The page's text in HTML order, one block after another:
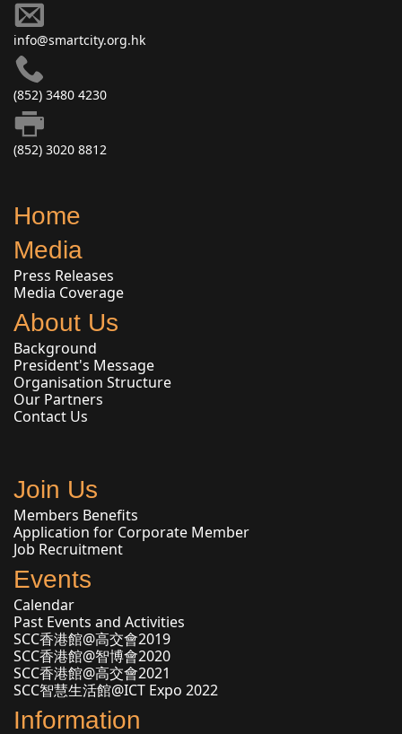
info@smartcity.org.hk
(852) 3480 4230
(852) 3020 8812
Home
Media
Press Releases
Media Coverage
About Us
Background
President's Message
Organisation Structure
Our Partners
Contact Us
Join Us
Members Benefits
Application for Corporate Member
Job Recruitment
Events
Calendar
Past Events and Activities
SCC香港館@高交會2019
SCC香港館@智博會2020
SCC香港館@高交會2021
SCC智慧生活館@ICT Expo 2022
Information